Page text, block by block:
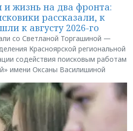
жизнь на два фронта:
рассказали, к
к августу 2026-го
со Светланой Торгашиной —
Красноярской региональной
содействия поисковым работам
имени Оксаны Василишиной